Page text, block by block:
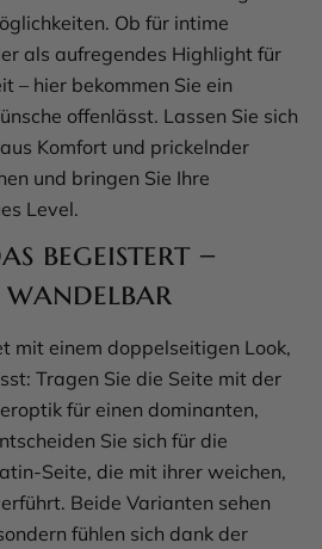
Ob für intime
als aufregendes Highlight für
– hier bekommen Sie ein
offenlässt. Lassen Sie sich
Komfort und prickelnder
und bringen Sie Ihre
Level.
begeistert –
mit einem doppelseitigen Look,
Tragen Sie die Seite mit der
für einen dominanten,
Sie sich für die
Seite, die mit ihrer weichen,
Beide Varianten sehen
fühlen sich dank der